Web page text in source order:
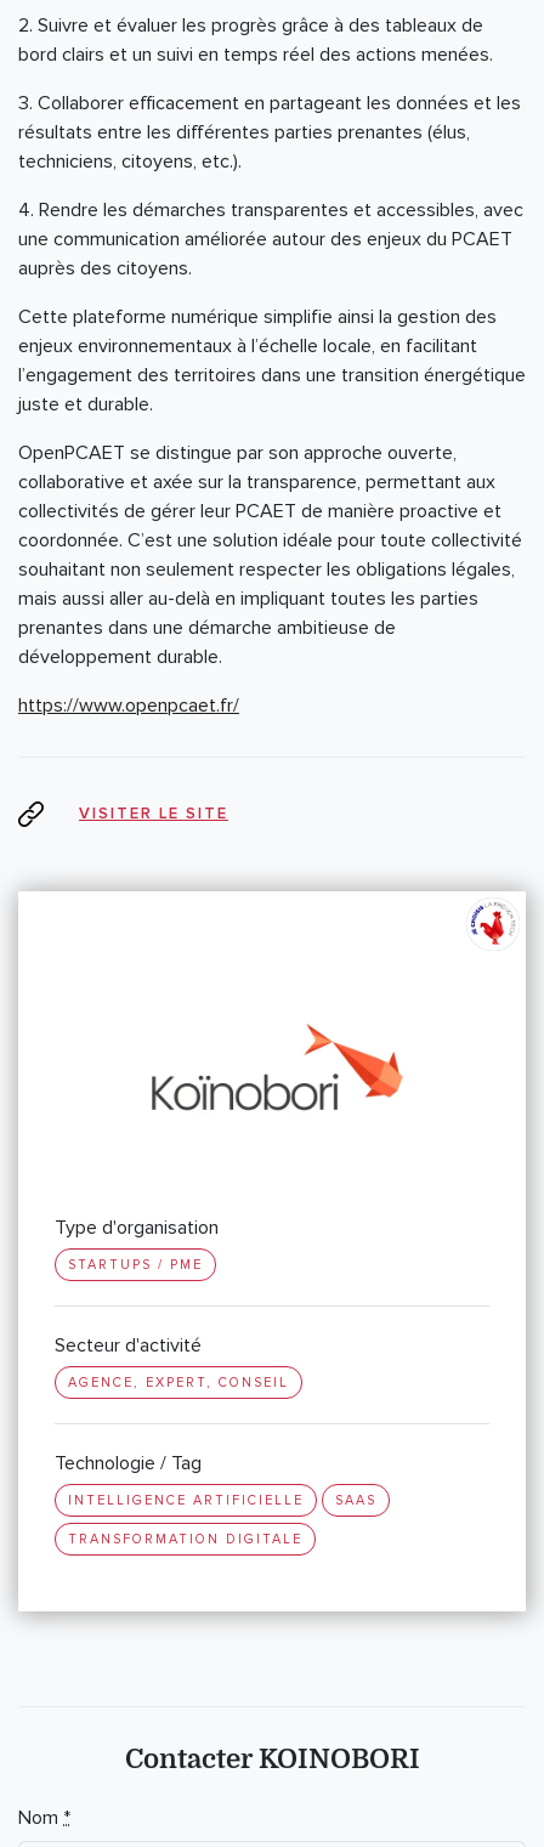
2. Suivre et évaluer les progrès grâce à des tableaux de
bord clairs et un suivi en temps réel des actions menées.
3. Collaborer efficacement en partageant les données et les
résultats entre les différentes parties prenantes (élus,
techniciens, citoyens, etc.).
4. Rendre les démarches transparentes et accessibles, avec
une communication améliorée autour des enjeux du PCAET
auprès des citoyens.
Cette plateforme numérique simplifie ainsi la gestion des
enjeux environnementaux à l’échelle locale, en facilitant
l’engagement des territoires dans une transition énergétique
juste et durable.
OpenPCAET se distingue par son approche ouverte,
collaborative et axée sur la transparence, permettant aux
collectivités de gérer leur PCAET de manière proactive et
coordonnée. C’est une solution idéale pour toute collectivité
souhaitant non seulement respecter les obligations légales,
mais aussi aller au-delà en impliquant toutes les parties
prenantes dans une démarche ambitieuse de
développement durable.
https://www.openpcaet.fr/
VISITER LE SITE
Type d'organisation
STARTUPS / PME
Secteur d'activité
AGENCE, EXPERT, CONSEIL
Technologie / Tag
INTELLIGENCE ARTIFICIELLE SAAS
TRANSFORMATION DIGITALE
Contacter KOÏNOBORI
Nom *